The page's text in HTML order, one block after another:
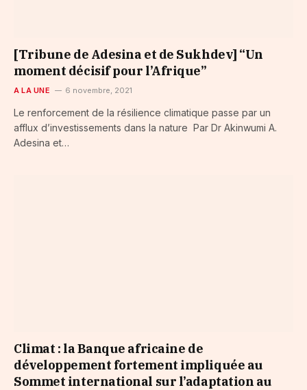
[Tribune de Adesina et de Sukhdev] “Un
moment décisif pour l’Afrique”
A LA UNE 6 novembre, 2021
Le renforcement de la résilience climatique passe par un
afflux d’investissements dans la nature Par Dr Akinwumi A.
Adesina et…
Climat : la Banque africaine de
développement fortement impliquée au
Sommet international sur l’adaptation au